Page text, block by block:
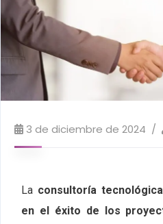
3 de diciembre de 2024
La consultoría
en el éxito de los